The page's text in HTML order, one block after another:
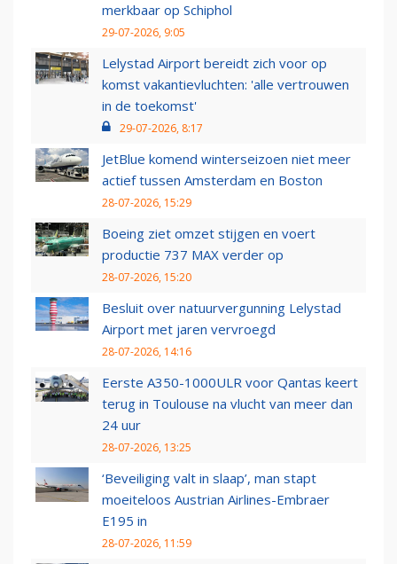
merkbaar op Schiphol
29-07-2026, 9:05
Lelystad Airport bereidt zich voor op
komst vakantievluchten: 'alle vertrouwen
in de toekomst'
29-07-2026, 8:17
JetBlue komend winterseizoen niet meer
actief tussen Amsterdam en Boston
28-07-2026, 15:29
Boeing ziet omzet stijgen en voert
productie 737 MAX verder op
28-07-2026, 15:20
Besluit over natuurvergunning Lelystad
Airport met jaren vervroegd
28-07-2026, 14:16
Eerste A350-1000ULR voor Qantas keert
terug in Toulouse na vlucht van meer dan
24 uur
28-07-2026, 13:25
‘Beveiliging valt in slaap’, man stapt
moeiteloos Austrian Airlines-Embraer
E195 in
28-07-2026, 11:59